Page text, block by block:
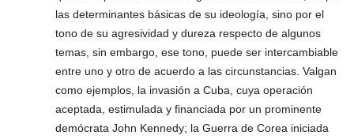
las determinantes básicas de su ideología, sino por el
tono de su agresividad y dureza respecto de algunos
temas, sin embargo, ese tono, puede ser intercambiable
entre uno y otro de acuerdo a las circunstancias. Valgan
como ejemplos, la invasión a Cuba, cuya operación
aceptada, estimulada y financiada por un prominente
demócrata John Kennedy; la Guerra de Corea iniciada